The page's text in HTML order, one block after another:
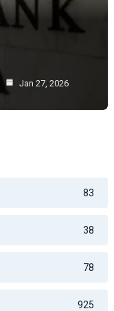
Jan 27, 2026
83
38
78
925